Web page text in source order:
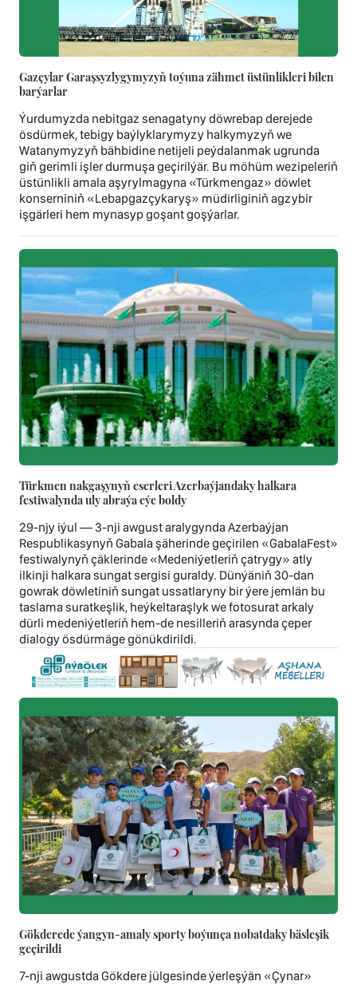
Gazçylar Garaşsyzlygymyzyň toýuna zähmet üstünlikleri bilen
barýarlar
Ýurdumyzda nebitgaz senagatyny döwrebap derejede
ösdürmek, tebigy baýlyklarymyzy halkymyzyň we
Watanymyzyň bähbidine netijeli peýdalanmak ugrunda
giň gerimli işler durmuşa geçirilýär. Bu möhüm wezipeleriň
üstünlikli amala aşyrylmagyna «Türkmengaz» döwlet
konserniniň «Lebapgazçykaryş» müdirliginiň agzybir
işgärleri hem mynasyp goşant goşýarlar.
Türkmen nakgaşynyň eserleri Azerbaýjandaky halkara
festiwalynda uly abraýa eýe boldy
29-njy iýul — 3-nji awgust aralygynda Azerbaýjan
Respublikasynyň Gabala şäherinde geçirilen «GabalaFest»
festiwalynyň çäklerinde «Medeniýetleriň çatrygy» atly
ilkinji halkara sungat sergisi guraldy. Dünýäniň 30-dan
gowrak döwletiniň sungat ussatlaryny bir ýere jemlän bu
taslama suratkeşlik, heýkeltaraşlyk we fotosurat arkaly
dürli medeniýetleriň hem-de nesilleriň arasynda çeper
dialogy ösdürmäge gönükdirildi.
Gökderede ýangyn-amaly sporty boýunça nobatdaky bäsleşik
geçirildi
7-nji awgustda Gökdere jülgesinde ýerleşýän «Çynar»